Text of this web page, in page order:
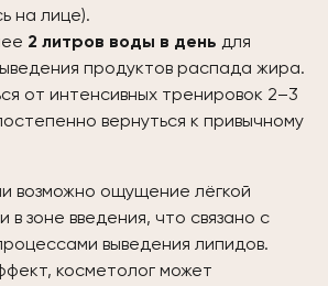
на лице).
2 литров воды в день для
продуктов распада жира.
от интенсивных тренировок 2–3
вернуться к привычному
возможно ощущение лёгкой
в зоне введения, что связано с
выведения липидов.
косметолог может